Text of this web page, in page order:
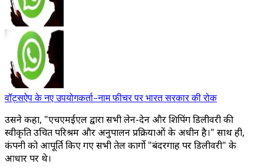
वॉट्सऐप के नए उपयोगकर्ता-नाम फीचर पर भारत सरकार की रोक
उसने कहा, "एचएमईएल द्वारा सभी लेन-देन और शिपिंग डिलीवरी की
स्वीकृति उचित परिश्रम और अनुपालन प्रक्रियाओं के अधीन है।" साथ ही,
कंपनी को आपूर्ति किए गए सभी तेल कार्गो "बंदरगाह पर डिलीवरी" के
आधार पर थे।